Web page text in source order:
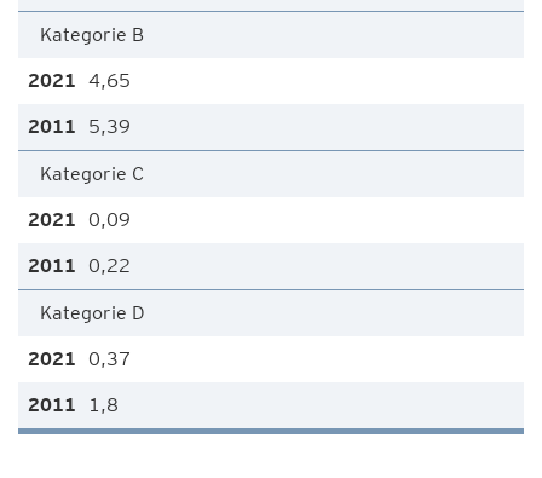
Kategorie B
4,65
5,39
Kategorie C
0,09
0,22
Kategorie D
0,37
1,8